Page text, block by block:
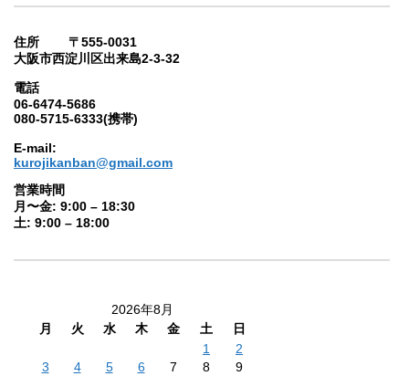
住所 〒555-0031
大阪市西淀川区出来島2-3-32
電話
06-6474-5686
080-5715-6333(携帯)
E-mail:
kurojikanban@gmail.com
営業時間
月〜金: 9:00 – 18:30
土: 9:00 – 18:00
2026年8月
月
火 水 木 金 土
日
1
2
3
4 5 6 7 8
9